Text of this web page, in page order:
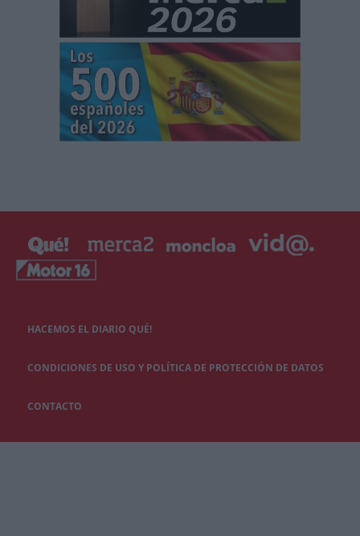
HACEMOS EL DIARIO QUÉ!
CONDICIONES DE USO Y POLÍTICA DE PROTECCIÓN DE DATOS
CONTACTO